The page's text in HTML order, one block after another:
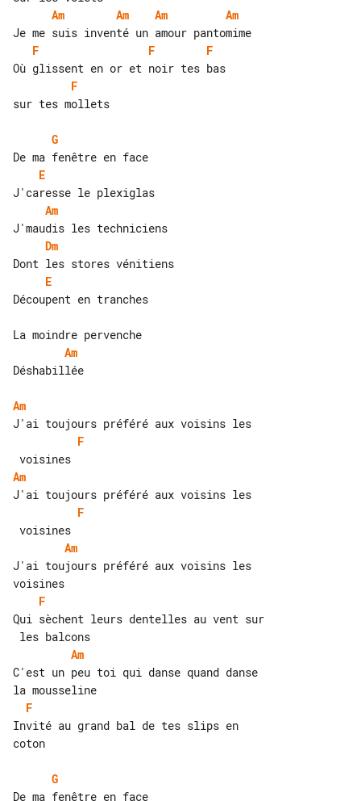
Am
Am Am
Am
F
F
F
F
sur tes mollets
G
E
Am
Dm
E
Découpent en tranches
Am
Déshabillée
Am
F
Am
F
Am
J'ai toujours préféré aux voisins les
F
Qui sèchent leurs dentelles au vent sur
Am
C'est un peu toi qui danse quand danse
F
Invité au grand bal de tes slips en
coton
G